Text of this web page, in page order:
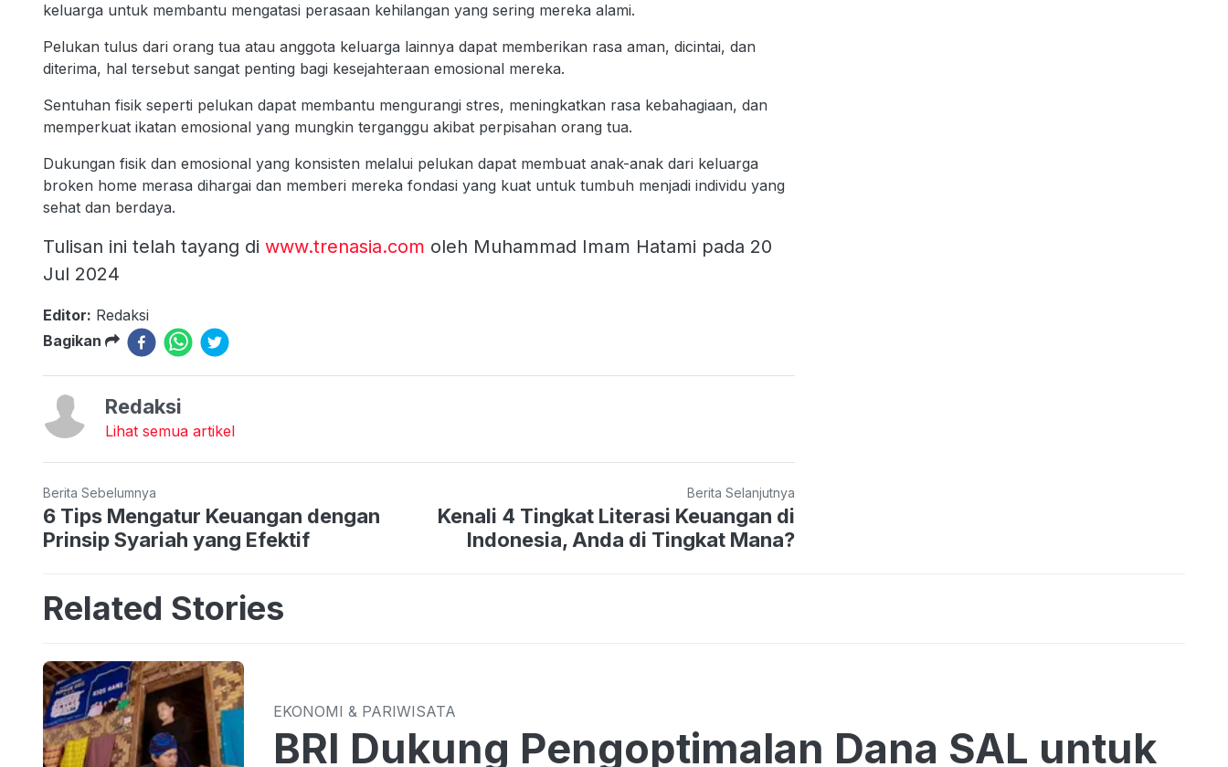
keluarga untuk membantu mengatasi perasaan kehilangan yang sering mereka alami.
Pelukan tulus dari orang tua atau anggota keluarga lainnya dapat memberikan rasa aman, dicintai, dan
diterima, hal tersebut sangat penting bagi kesejahteraan emosional mereka.
Sentuhan fisik seperti pelukan dapat membantu mengurangi stres, meningkatkan rasa kebahagiaan, dan
memperkuat ikatan emosional yang mungkin terganggu akibat perpisahan orang tua.
Dukungan fisik dan emosional yang konsisten melalui pelukan dapat membuat anak-anak dari keluarga
broken home merasa dihargai dan memberi mereka fondasi yang kuat untuk tumbuh menjadi individu yang
sehat dan berdaya.
Tulisan ini telah tayang di www.trenasia.com oleh Muhammad Imam Hatami pada 20
Jul 2024
Editor: Redaksi
Bagikan
Redaksi
Lihat semua artikel
Berita Sebelumnya
6 Tips Mengatur Keuangan dengan
Prinsip Syariah yang Efektif
Berita Selanjutnya
Kenali 4 Tingkat Literasi Keuangan di
Indonesia, Anda di Tingkat Mana?
Related Stories
EKONOMI & PARIWISATA
BRI Dukung Pengoptimalan Dana SAL untuk